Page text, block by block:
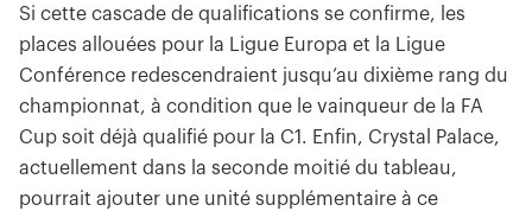
Si cette cascade de qualifications se confirme, les
places allouées pour la Ligue Europa et la Ligue
Conférence redescendraient jusqu’au dixième rang du
championnat, à condition que le vainqueur de la FA
Cup soit déjà qualifié pour la C1. Enfin, Crystal Palace,
actuellement dans la seconde moitié du tableau,
pourrait ajouter une unité supplémentaire à ce